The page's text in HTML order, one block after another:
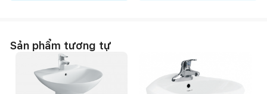
Sản phẩm tương tự